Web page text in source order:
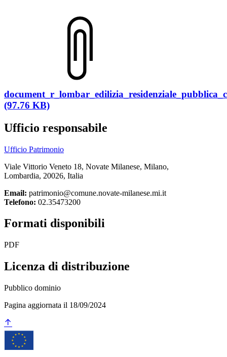
(97.76 KB)
Ufficio responsabile
Ufficio Patrimonio
Viale Vittorio Veneto 18, Novate Milanese, Milano,
Lombardia, 20026, Italia
Email: patrimonio@comune.novate-milanese.mi.it
Telefono: 02.35473200
Formati disponibili
PDF
Licenza di distribuzione
Pubblico dominio
Pagina aggiornata il 18/09/2024